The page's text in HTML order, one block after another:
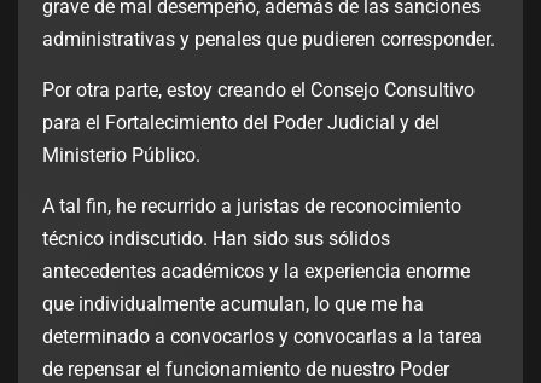
grave de mal desempeño, además de las sanciones
administrativas y penales que pudieren corresponder.
Por otra parte, estoy creando el Consejo Consultivo
para el Fortalecimiento del Poder Judicial y del
Ministerio Público.
A tal fin, he recurrido a juristas de reconocimiento
técnico indiscutido. Han sido sus sólidos
antecedentes académicos y la experiencia enorme
que individualmente acumulan, lo que me ha
determinado a convocarlos y convocarlas a la tarea
de repensar el funcionamiento de nuestro Poder